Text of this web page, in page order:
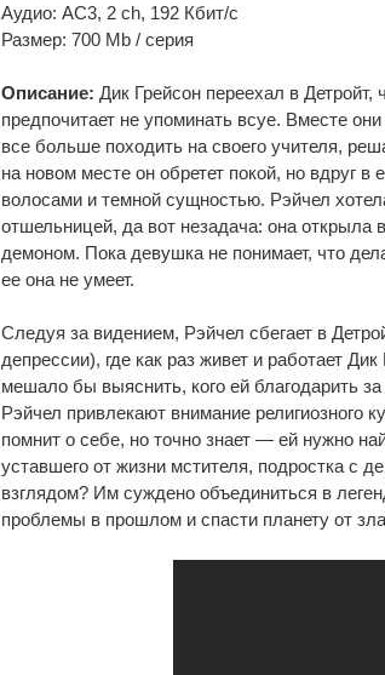
Аудио: AC3, 2 ch, 192 Кбит/с
Размер: 700 Mb / серия
Описание: Дик Грейсон переехал в Детройт,
предпочитает не упоминать всуе. Вместе
все больше походить на своего учителя,
на новом месте он обретет покой, но вдруг
волосами и темной сущностью. Рэйчел
отшельницей, да вот незадача: она открыла
демоном. Пока девушка не понимает, что
ее она не умеет.
Следуя за видением, Рэйчел сбегает в
депрессии), где как раз живет и работает
мешало бы выяснить, кого ей благодарить
Рэйчел привлекают внимание религиозного
помнит о себе, но точно знает — ей нужно
уставшего от жизни мстителя, подростка с
взглядом? Им суждено объединиться в
проблемы в прошлом и спасти планету от